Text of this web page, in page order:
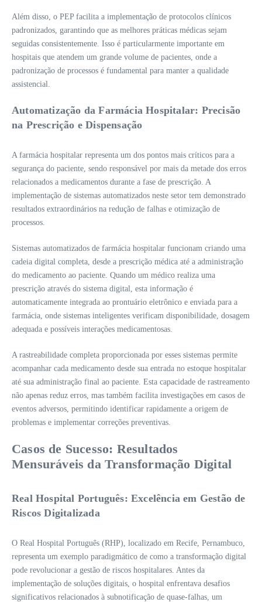
Além disso, o PEP facilita a implementação de protocolos clínicos
padronizados, garantindo que as melhores práticas médicas sejam
seguidas consistentemente. Isso é particularmente importante em
hospitais que atendem um grande volume de pacientes, onde a
padronização de processos é fundamental para manter a qualidade
assistencial.
Automatização da Farmácia Hospitalar: Precisão
na Prescrição e Dispensação
A farmácia hospitalar representa um dos pontos mais críticos para a
segurança do paciente, sendo responsável por mais da metade dos erros
relacionados a medicamentos durante a fase de prescrição. A
implementação de sistemas automatizados neste setor tem demonstrado
resultados extraordinários na redução de falhas e otimização de
processos.
Sistemas automatizados de farmácia hospitalar funcionam criando uma
cadeia digital completa, desde a prescrição médica até a administração
do medicamento ao paciente. Quando um médico realiza uma
prescrição através do sistema digital, esta informação é
automaticamente integrada ao prontuário eletrônico e enviada para a
farmácia, onde sistemas inteligentes verificam disponibilidade, dosagem
adequada e possíveis interações medicamentosas.
A rastreabilidade completa proporcionada por esses sistemas permite
acompanhar cada medicamento desde sua entrada no estoque hospitalar
até sua administração final ao paciente. Esta capacidade de rastreamento
não apenas reduz erros, mas também facilita investigações em casos de
eventos adversos, permitindo identificar rapidamente a origem de
problemas e implementar correções preventivas.
Casos de Sucesso: Resultados
Mensuráveis da Transformação Digital
Real Hospital Português: Excelência em Gestão de
Riscos Digitalizada
O Real Hospital Português (RHP), localizado em Recife, Pernambuco,
representa um exemplo paradigmático de como a transformação digital
pode revolucionar a gestão de riscos hospitalares. Antes da
implementação de soluções digitais, o hospital enfrentava desafios
significativos relacionados à subnotificação de quase-falhas, um